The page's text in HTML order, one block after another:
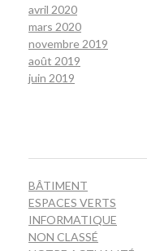
avril 2020
mars 2020
novembre 2019
août 2019
juin 2019
BÂTIMENT
ESPACES VERTS
INFORMATIQUE
NON CLASSÉ